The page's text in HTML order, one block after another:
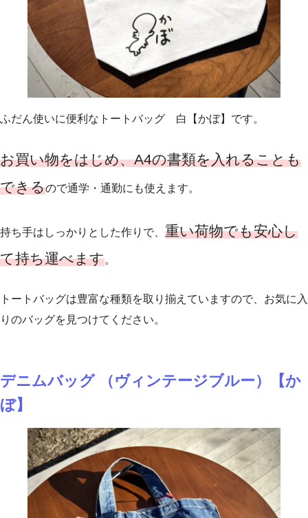
ふだん使いに便利なトートバッグ 白【かぼ】です。
お買い物をはじめ、A4の書類を入れることも
できるので通学・通勤にも使えます。
持ち手はしっかりとした作りで、 重い荷物でも安心し
て持ち運べます。
トートバッグは豊富な種類を取り揃えていますので、お気に入
りのバッグを見つけてください。
デニムバッグ （ヴィンテージブルー）【か
ぼ】